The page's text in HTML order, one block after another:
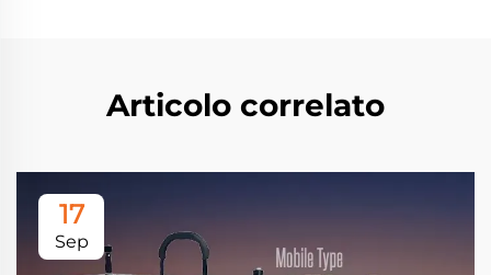
Articolo correlato
17
Sep